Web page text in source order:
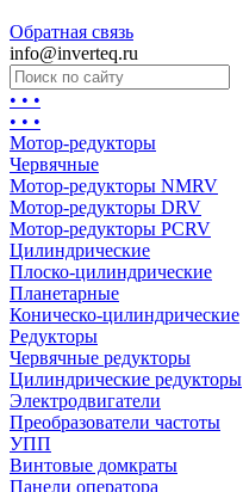
Обратная связь
info@inverteq.ru
• • •
• • •
Мотор-редукторы
Червячные
Мотор-редукторы NMRV
Мотор-редукторы DRV
Мотор-редукторы PCRV
Цилиндрические
Плоско-цилиндрические
Планетарные
Коническо-цилиндрические
Редукторы
Червячные редукторы
Цилиндрические редукторы
Электродвигатели
Преобразователи частоты
УПП
Винтовые домкраты
Панели оператора